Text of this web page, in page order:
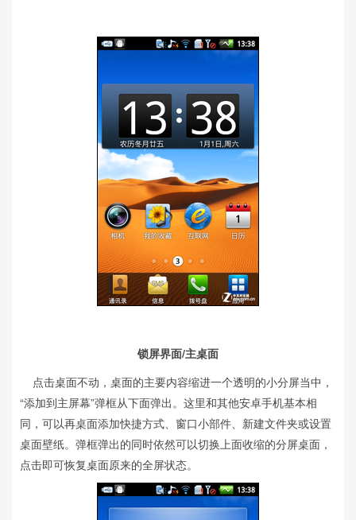
锁屏界面/主桌面
点击桌面不动，桌面的主要内容缩进一个透明的小分屏当中，
“添加到主屏幕”弹框从下面弹出。这里和其他安卓手机基本相
同，可以再桌面添加快捷方式、窗口小部件、新建文件夹或设置
桌面壁纸。弹框弹出的同时依然可以切换上面收缩的分屏桌面，
点击即可恢复桌面原来的全屏状态。